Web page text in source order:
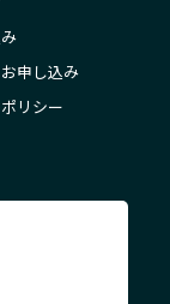
申し込み
リシー